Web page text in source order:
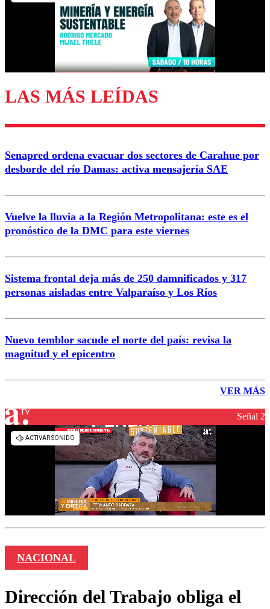
Enviar comentario
LAS MÁS LEÍDAS
Senapred ordena evacuar dos sectores de Carahue por
desborde del río Damas: activa mensajería SAE
Vuelve la lluvia a la Región Metropolitana: este es el
pronóstico de la DMC para este viernes
Sistema frontal deja más de 250 damnificados y 317
personas aisladas entre Valparaíso y Los Ríos
Nuevo temblor sacude el norte del país: revisa la
magnitud y el epicentro
VER MÁS
Señal 2
NACIONAL
Dirección del Trabajo obliga el